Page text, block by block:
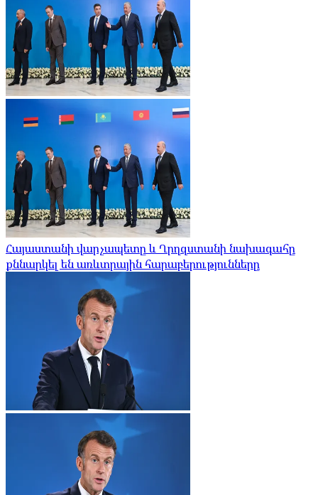
Հայաստանի վարչապետը և Ղրղզստանի նախագահը
քննարկել են առևտրային հարաբերությունները